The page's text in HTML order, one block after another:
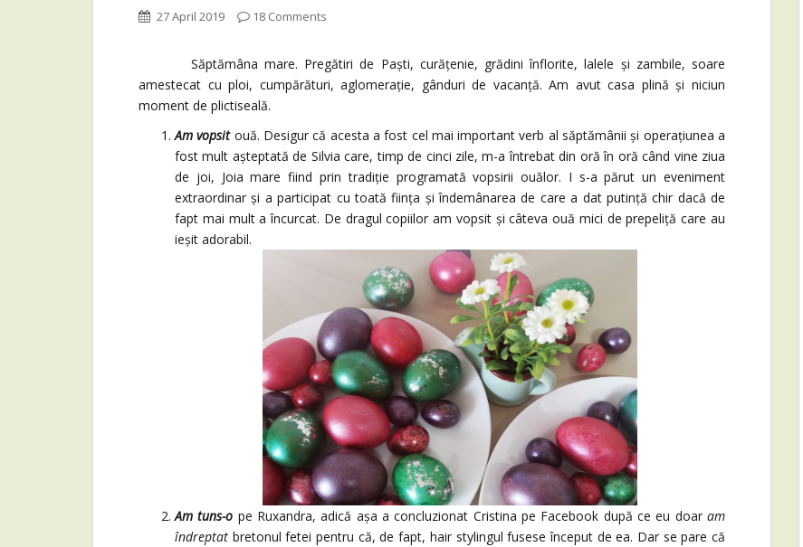
27 April 2019 18 Comments
Săptămâna mare. Pregătiri de Paști, curățenie, grădini înflorite, lalele și zambile, soare
amestecat cu ploi, cumpărături, aglomerație, gânduri de vacanță. Am avut casa plină și niciun
moment de plictiseală.
Am vopsit ouă. Desigur că acesta a fost cel mai important verb al săptămânii și operațiunea a
fost mult așteptată de Silvia care, timp de cinci zile, m-a întrebat din oră în oră când vine ziua
de joi, Joia mare fiind prin tradiție programată vopsirii ouălor. I s-a părut un eveniment
extraordinar și a participat cu toată ființa și îndemânarea de care a dat putință chir dacă de
fapt mai mult a încurcat. De dragul copiilor am vopsit și câteva ouă mici de prepeliță care au
ieșit adorabil.
Am tuns-o pe Ruxandra, adică așa a concluzionat Cristina pe Facebook după ce eu doaram
îndreptat bretonul fetei pentru că, de fapt, hair stylingul fusese început de ea. Dar se pare că